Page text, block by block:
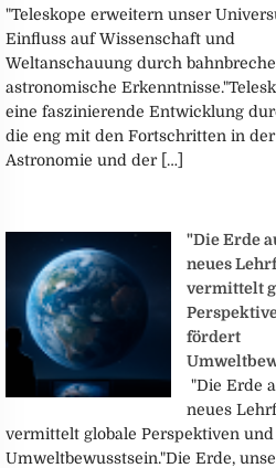
"Teleskope erweitern unser
Einfluss auf Wissenschaft und
Weltanschauung durch
astronomische
eine faszinierende Entwicklung
die eng mit den Fortschritten in der
Astronomie und der […]
"Die Erde
neues
vermittelt
fördert
"Die Erde
neues
vermittelt globale Perspektiven
Umweltbewusstsein."Die Erde,